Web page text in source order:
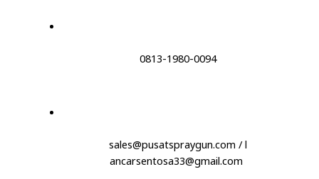
0813-1980-0094
sales@pusatspraygun.com / l
ancarsentosa33@gmail.com